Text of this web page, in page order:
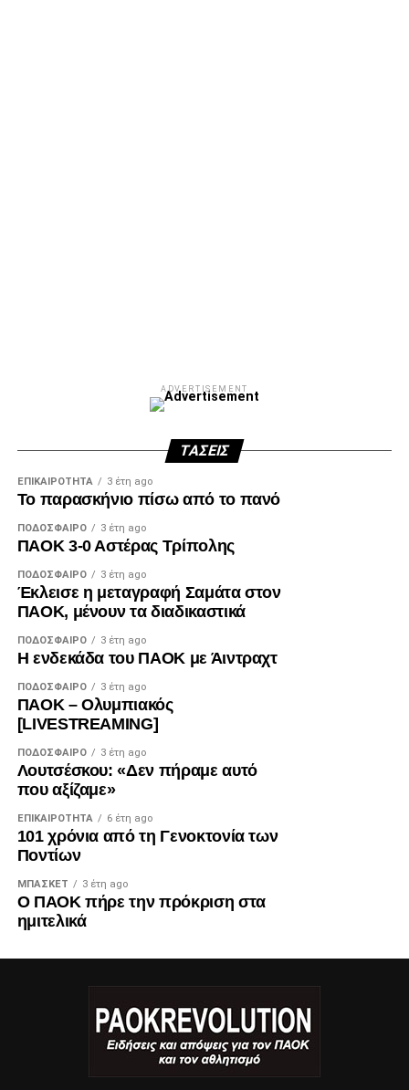
ADVERTISEMENT
ΤΆΣΕΙΣ
ΕΠΙΚΑΙΡΌΤΗΤΑ 3 έτη ago
Το παρασκήνιο πίσω από το πανό
ΠΟΔΌΣΦΑΙΡΟ 3 έτη ago
ΠΑΟΚ 3-0 Αστέρας Τρίπολης
ΠΟΔΌΣΦΑΙΡΟ 3 έτη ago
Έκλεισε η μεταγραφή Σαμάτα στον
ΠΑΟΚ, μένουν τα διαδικαστικά
ΠΟΔΌΣΦΑΙΡΟ 3 έτη ago
Η ενδεκάδα του ΠΑΟΚ με Άιντραχτ
ΠΟΔΌΣΦΑΙΡΟ 3 έτη ago
ΠΑΟΚ – Ολυμπιακός
[LIVESTREAMING]
ΠΟΔΌΣΦΑΙΡΟ 3 έτη ago
Λουτσέσκου: «Δεν πήραμε αυτό
που αξίζαμε»
ΕΠΙΚΑΙΡΌΤΗΤΑ 6 έτη ago
101 χρόνια από τη Γενοκτονία των
Ποντίων
ΜΠΆΣΚΕΤ 3 έτη ago
Ο ΠΑΟΚ πήρε την πρόκριση στα
ημιτελικά